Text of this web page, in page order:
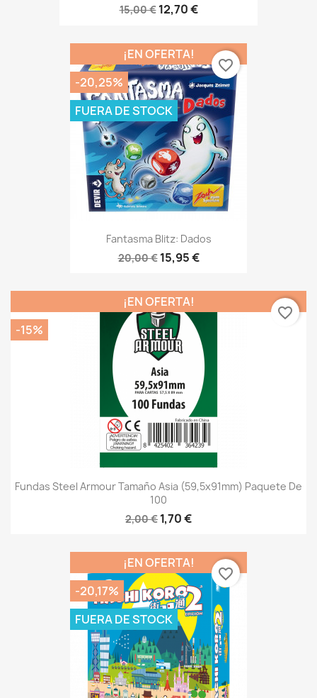
15,00 € 12,70 €
Fantasma Blitz: Dados
20,00 € 15,95 €
¡EN OFERTA!
-20,25%
FUERA DE STOCK
favorite_border
Fundas Steel Armour Tamaño Asia (59,5x91mm) Paquete De
100
2,00 € 1,70 €
¡EN OFERTA!
-15%
favorite_border
¡EN OFERTA!
-20,17%
FUERA DE STOCK
favorite_border